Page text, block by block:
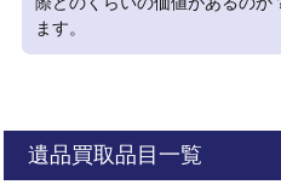
ます。
遺品買取品目一覧